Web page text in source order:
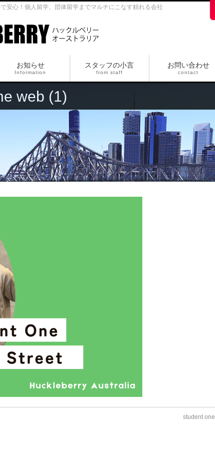
安心！個人留学、団体留学までマルチにこなす頼れる会社
お知らせ
Information
スタッフの小言
from staff
お問い合わせ
contact
web (1)
student one